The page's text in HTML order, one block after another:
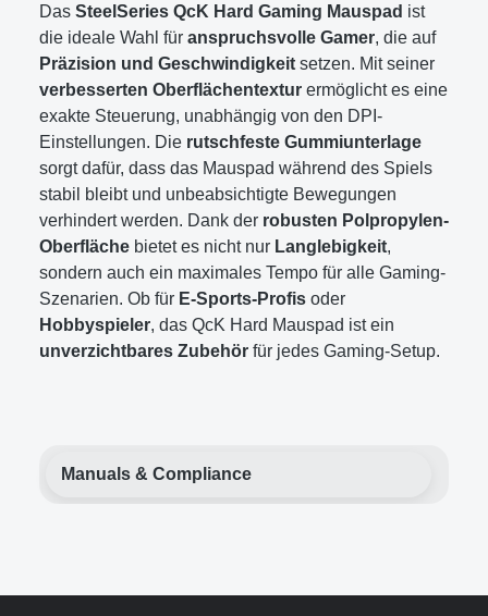
Das SteelSeries QcK Hard Gaming Mauspad ist
die ideale Wahl für anspruchsvolle Gamer, die auf
Präzision und Geschwindigkeit setzen. Mit seiner
verbesserten Oberflächentextur ermöglicht es eine
exakte Steuerung, unabhängig von den DPI-
Einstellungen. Die rutschfeste Gummiunterlage
sorgt dafür, dass das Mauspad während des Spiels
stabil bleibt und unbeabsichtigte Bewegungen
verhindert werden. Dank der robusten Polpropylen-
Oberfläche bietet es nicht nur Langlebigkeit,
sondern auch ein maximales Tempo für alle Gaming-
Szenarien. Ob für E-Sports-Profis oder
Hobbyspieler, das QcK Hard Mauspad ist ein
unverzichtbares Zubehör für jedes Gaming-Setup.
Manuals & Compliance